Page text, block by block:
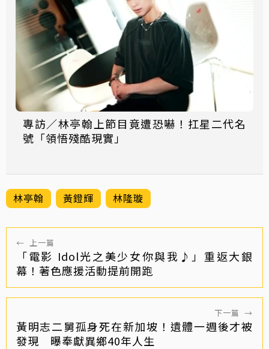
專訪／林亭翰上節目竟遭恐嚇！扛星二代名
號「領悟殘酷現實」
林亭翰 黃鐙輝 林隆璇
← 上一篇
「電影 Idol光之美少女你與我♪」重返大銀
幕！著色應援活動提前開跑
下一篇 →
黃明志二舅孤身死在新加坡！遺體一週後才被
發現 曝奉獻異鄉40年人生